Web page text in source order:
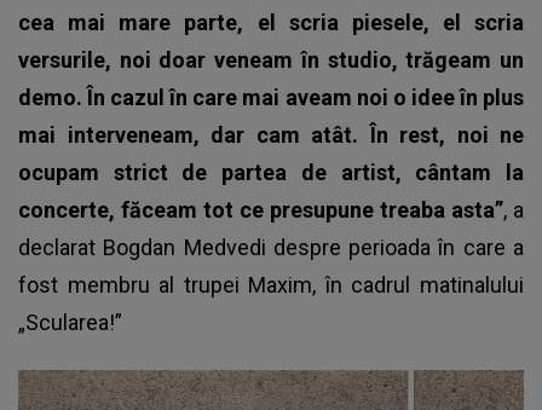
cea mai mare parte, el scria piesele, el scria
versurile, noi doar veneam în studio, trăgeam un
demo. În cazul în care mai aveam noi o idee în plus
mai interveneam, dar cam atât. În rest, noi ne
ocupam strict de partea de artist, cântam la
concerte, făceam tot ce presupune treaba asta”, a
declarat Bogdan Medvedi despre perioada în care a
fost membru al trupei Maxim, în cadrul matinalului
„Scularea!”